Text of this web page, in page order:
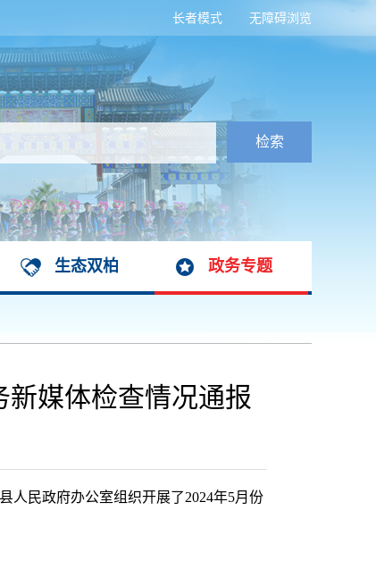
无障碍浏览
长者模式
生态双柏 政务专题
新媒体检查情况通报
人民政府办公室组织开展了2024年5月份